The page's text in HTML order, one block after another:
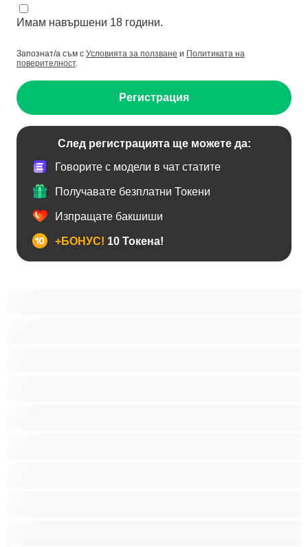
Имам навършени 18 години.
Запознат/а съм с Условията за ползване и Политиката на
поверителност.
Регистрация
След регистрацията ще можете да:
Говорите с модели в чат статите
Получавате безплатни Токени
Изпращате бакшиши
+БОНУС! 10 Токена!